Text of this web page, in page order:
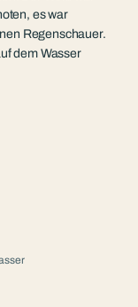
es war
Regenschauer.
dem Wasser